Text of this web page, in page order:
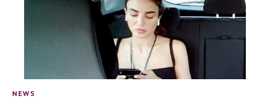
NEWS